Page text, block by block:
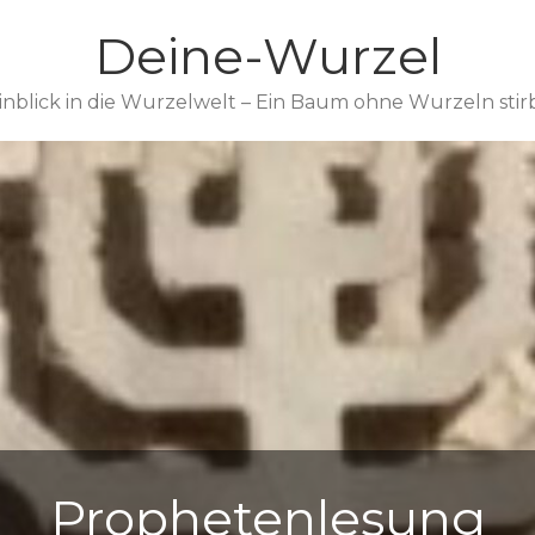
Deine-Wurzel
in die Wurzelwelt – Ein Baum ohne Wurzeln
Prophetenlesung